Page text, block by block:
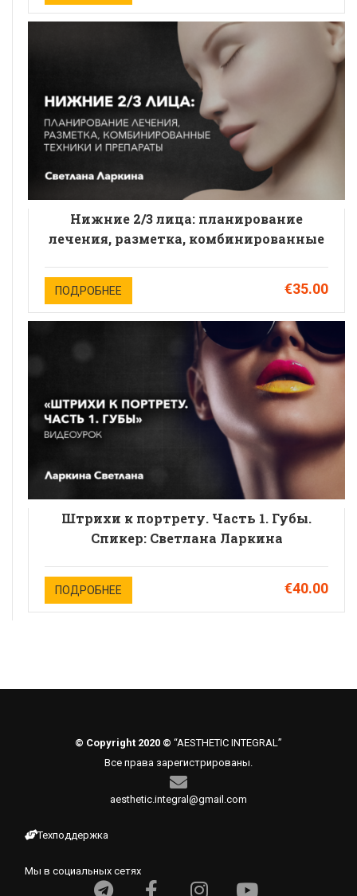
Нижние 2/3 лица: планирование
лечения, разметка, комбинированные
Светлана Ларкина
ПОДРОБНЕЕ €35.00
Штрихи к портрету. Часть 1. Губы.
Спикер: Светлана Ларкина
ПОДРОБНЕЕ €40.00
© Copyright 2020 © “AESTHETIC INTEGRAL”
Все права зарегистрированы.
aesthetic.integral@gmail.com
Техподдержка
Мы в социальных сетях